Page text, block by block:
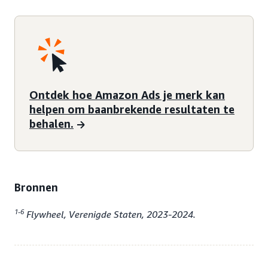
Ontdek hoe Amazon Ads je merk kan
helpen om baanbrekende resultaten te
behalen.
Bronnen
1-6Flywheel, Verenigde Staten, 2023-2024.